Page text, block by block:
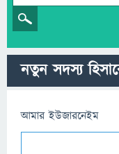
নতুন সদস্য
আমার ইউজারনেইম